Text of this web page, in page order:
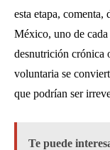
esta etapa, comenta,
México, uno de cada
desnutrición crónica
voluntaria se
que podrían ser
Te puede